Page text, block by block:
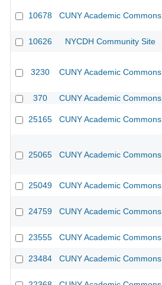
10678 CUNY Academic Commons
10626 NYCDH Community Site
3230 CUNY Academic Commons
370 CUNY Academic Commons
25165 CUNY Academic Commons
25065 CUNY Academic Commons
25049 CUNY Academic Commons
24759 CUNY Academic Commons
23555 CUNY Academic Commons
23484 CUNY Academic Commons